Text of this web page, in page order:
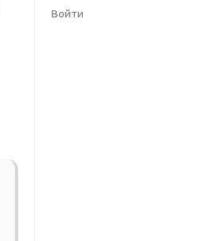
Войти